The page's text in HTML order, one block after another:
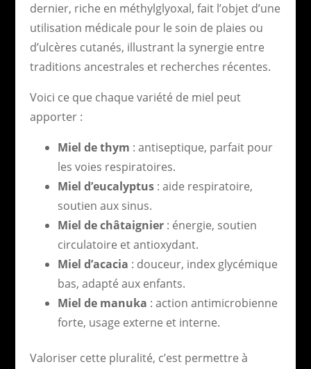
dernier, riche en méthylglyoxal, fait l’objet d’une
utilisation médicale pour le soin de plaies ou
d’ulcères cutanés, illustrant la synergie entre
traditions ancestrales et recherches récentes.
Voici ce que chaque variété de miel peut
apporter :
Miel de thym : antiseptique, parfait pour
les voies respiratoires.
Miel d’eucalyptus: aide respiratoire,
soutien aux sinus.
Miel de châtaignier: énergie, soutien
circulatoire et antioxydant.
Miel d’acacia : douceur, index glycémique
bas, adapté aux enfants.
Miel de manuka : action antimicrobienne
forte, usage externe et interne.
Valoriser cette pluralité, c’est permettre à